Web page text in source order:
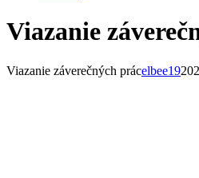
Viazanie
Viazanie záverečných prácelbee19